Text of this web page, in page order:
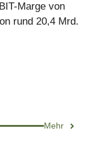
Marge von
rund 20,4 Mrd.
Mehr